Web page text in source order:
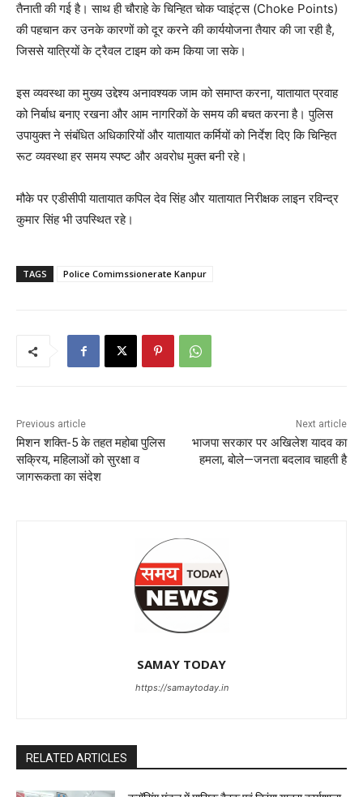
तैनाती की गई है। साथ ही चौराहे के चिन्हित चोक प्वाइंट्स (Choke Points)
की पहचान कर उनके कारणों को दूर करने की कार्ययोजना तैयार की जा रही है,
जिससे यात्रियों के ट्रैवल टाइम को कम किया जा सके।
इस व्यवस्था का मुख्य उद्देश्य अनावश्यक जाम को समाप्त करना, यातायात प्रवाह
को निर्बाध बनाए रखना और आम नागरिकों के समय की बचत करना है। पुलिस
उपायुक्त ने संबंधित अधिकारियों और यातायात कर्मियों को निर्देश दिए कि चिन्हित
रूट व्यवस्था हर समय स्पष्ट और अवरोध मुक्त बनी रहे।
मौके पर एडीसीपी यातायात कपिल देव सिंह और यातायात निरीक्षक लाइन रविन्द्र
कुमार सिंह भी उपस्थित रहे।
TAGS Police Comimssionerate Kanpur
Previous article
मिशन शक्ति-5 के तहत महोबा पुलिस
सक्रिय, महिलाओं को सुरक्षा व
जागरूकता का संदेश
Next article
भाजपा सरकार पर अखिलेश यादव का
हमला, बोले—जनता बदलाव चाहती है
SAMAY TODAY
https://samaytoday.in
RELATED ARTICLES